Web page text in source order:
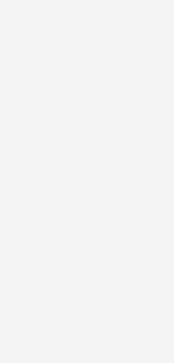
無断キャンセル
✔︎当店はプライ
お時間ちょうど